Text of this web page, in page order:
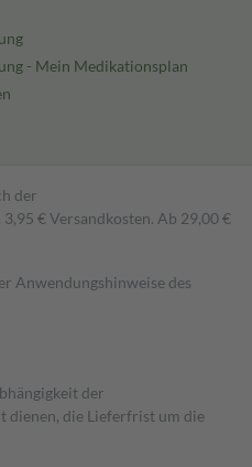
- Mein Medikationsplan
der
€ Versandkosten. Ab 29,00 €
Anwendungshinweise des
der
dienen, die Lieferfrist um die